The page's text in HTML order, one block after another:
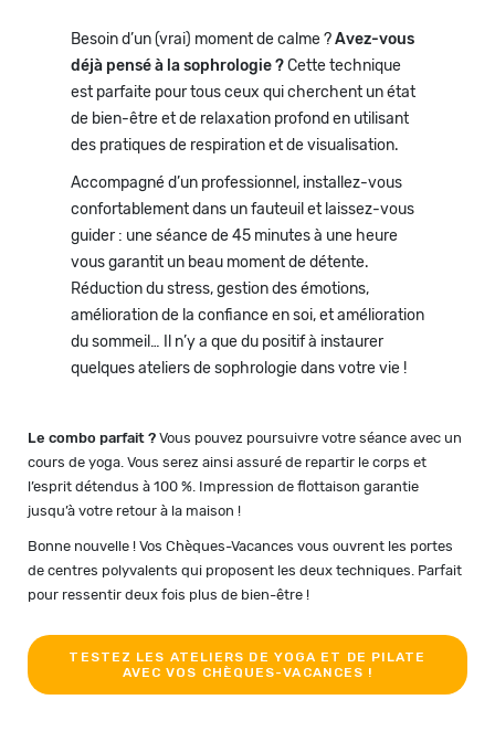
Besoin d’un (vrai) moment de calme ?Avez-vous
déjà pensé à la sophrologie ?Cette technique
est parfaite pour tous ceux qui cherchent un état
de bien-être et de relaxation profond en utilisant
des pratiques de respiration et de visualisation.
Accompagné d’un professionnel, installez-vous
confortablement dans un fauteuil et laissez-vous
guider : une séance de 45 minutes à une heure
vous garantit un beau moment de détente.
Réduction du stress, gestion des émotions,
amélioration de la confiance en soi, et amélioration
du sommeil… Il n’y a que du positif à instaurer
quelques ateliers de sophrologie dans votre vie !
Le combo parfait ?Vous pouvez poursuivre votre séance avec un
cours de yoga. Vous serez ainsi assuré de repartir le corps et
l’esprit détendus à 100 %. Impression de flottaison garantie
jusqu’à votre retour à la maison !
Bonne nouvelle ! Vos Chèques-Vacances vous ouvrent les portes
de centres polyvalents qui proposent les deux techniques. Parfait
pour ressentir deux fois plus de bien-être !
TESTEZ LES ATELIERS DE YOGA ET DE PILATE
AVEC VOS CHÈQUES-VACANCES !